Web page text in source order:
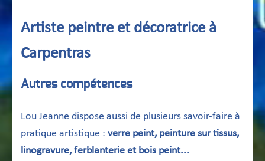
Artiste peintre et décoratrice à
Carpentras
Autres compétences
Lou Jeanne dispose aussi de plusieurs savoir-faire à
pratique artistique : verre peint, peinture sur tissus,
linogravure, ferblanterie et bois peint...